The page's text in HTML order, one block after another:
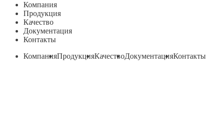
Компания
Продукция
Качество
Документация
Контакты
КомпанияПродукцияКачествоДокументацияКонтакты